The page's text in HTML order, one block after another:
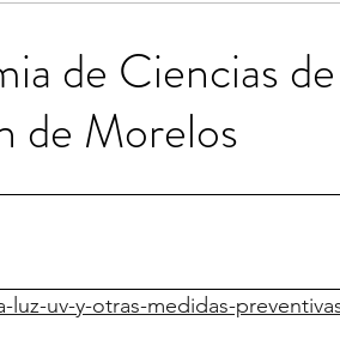
de Ciencias de
de Morelos
uv-y-otras-medidas-